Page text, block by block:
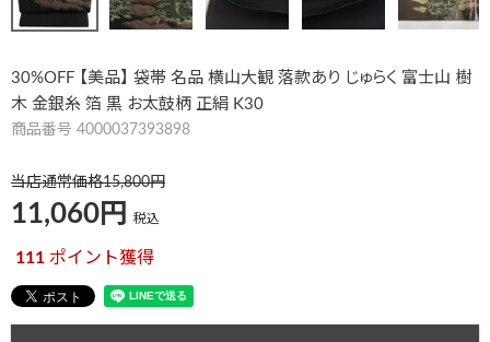
30%OFF 【美品】 袋帯 名品 横山大観 落款あり じゅらく 富士山 樹
木 金銀糸 箔 黒 お太鼓柄 正絹 K30
商品番号 4000037393898
当店通常価格15,800
11,060 税込
111 ポイント獲得